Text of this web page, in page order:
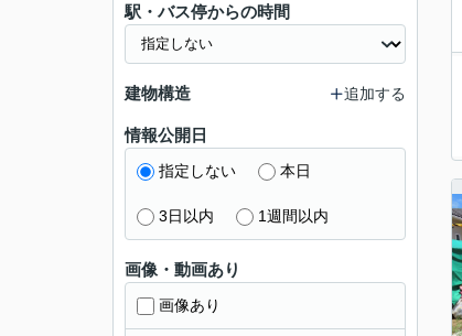
駅・バス停からの時間
建物構造 追加する
情報公開日
指定しない 本日
3日以内 1週間以内
画像・動画あり
画像あり